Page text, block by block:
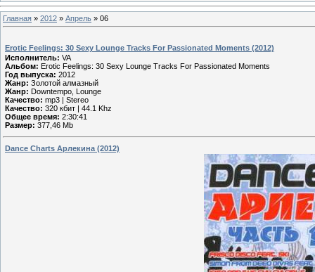
Главная » 2012 » Апрель » 06
Erotic Feelings: 30 Sexy Lounge Tracks For Passionated Moments (2012)
Исполнитель: VA
Альбом: Erotic Feelings: 30 Sexy Lounge Tracks For Passionated Moments
Год выпуска: 2012
Жанр: Золотой алмазный
Жанр: Downtempo, Lounge
Качество: mp3 | Stereo
Качество: 320 кбит | 44.1 Khz
Общее время: 2:30:41
Размер: 377,46 Мb
Dance Charts Арлекина (2012)